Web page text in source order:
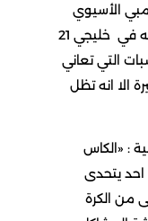
الأسيوي
أحمد الفهد أن يحافظ الأزرق على لقبه في خليجي 21
التي تعاني
الا انه تظل
: «الكاس
يتحدى
من الكرة